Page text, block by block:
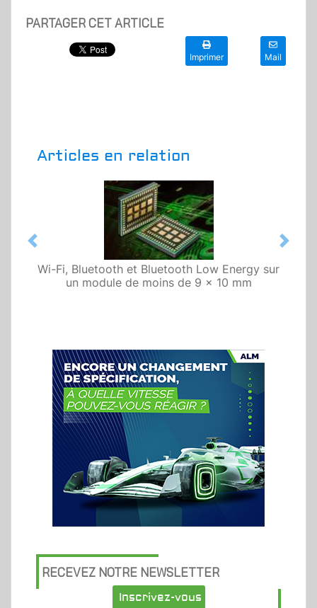
PARTAGER CET ARTICLE
Imprimer Mail
Articles en relation
Wi-Fi, Bluetooth et Bluetooth Low Energy sur
un module de moins de 9 x 10 mm
Previous Next
RECEVEZ NOTRE NEWSLETTER
Inscrivez-vous